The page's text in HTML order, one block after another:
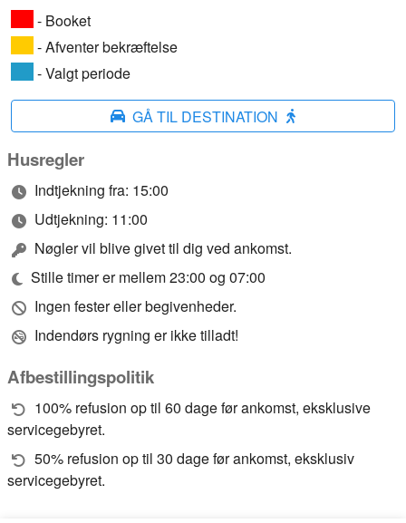
- Booket
- Afventer bekræftelse
- Valgt periode
GÅ TIL DESTINATION
Husregler
Indtjekning fra: 15:00
Udtjekning: 11:00
Nøgler vil blive givet til dig ved ankomst.
Stille timer er mellem 23:00 og 07:00
Ingen fester eller begivenheder.
Indendørs rygning er ikke tilladt!
Afbestillingspolitik
100% refusion op til 60 dage før ankomst, eksklusive
servicegebyret.
50% refusion op til 30 dage før ankomst, eksklusiv
servicegebyret.